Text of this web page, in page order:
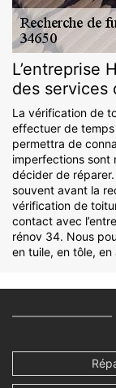
L’entreprise
des services
La vérification de
effectuer de
permettra de
imperfections sont
décider de
souvent avant la
vérification de
contact avec
rénov 34. Nous
en tuile, en tôle,